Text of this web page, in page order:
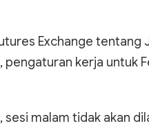
Exchange tentang
pengaturan kerja untuk
malam tidak akan